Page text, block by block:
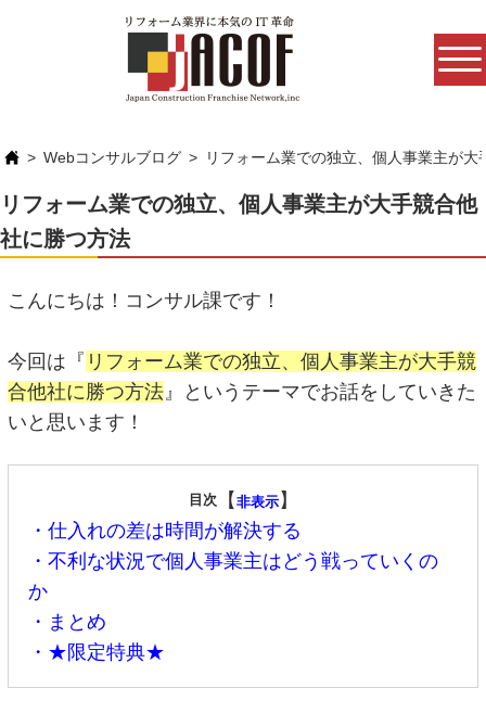
Webコンサルブログ リフォーム業での独立、個人事業主が
リフォーム業での独立、個人事業主が大手競合他
社に勝つ方法
こんにちは！コンサル課です！
今回は『 リフォーム業での独立、個人事業主が大手競
合他社に勝つ方法 』というテーマでお話をしていきた
いと思います！
目次【 非表示】
・仕入れの差は時間が解決する
・不利な状況で個人事業主はどう戦っていくの
か
・まとめ
・★限定特典★